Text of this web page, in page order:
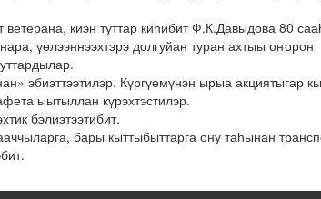
киэн туттар киһибит Ф.К.Давыдова 80
үөлээннээхтэрэ долгуйан туран ахтыы оҥорон
эбиэттээтилэр. Күргүөмүнэн ырыа акциятыгар
ыытыллан күрэхтэстилэр.
бэлиэтээтибит.
бары кыттыбыттарга ону таһынан